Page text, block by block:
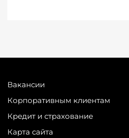
Вакансии
Корпоративным клиентам
Кредит и страхование
Карта сайта